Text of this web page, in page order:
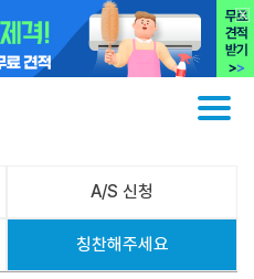
A/S 신청
칭찬해주세요